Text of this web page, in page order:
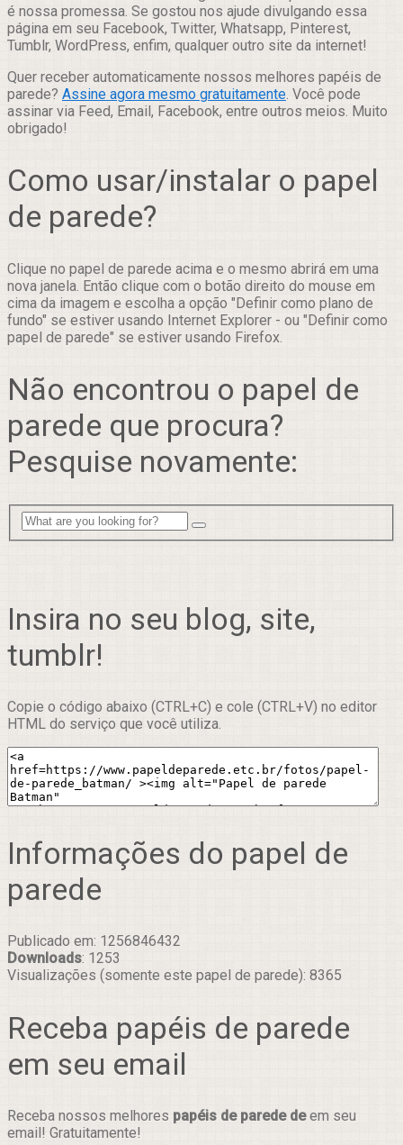
é nossa promessa. Se gostou nos ajude divulgando essa
página em seu Facebook, Twitter, Whatsapp, Pinterest,
Tumblr, WordPress, enfim, qualquer outro site da internet!
Quer receber automaticamente nossos melhores papéis de
parede? Assine agora mesmo gratuitamente. Você pode
assinar via Feed, Email, Facebook, entre outros meios. Muito
obrigado!
Como usar/instalar o papel
de parede?
Clique no papel de parede acima e o mesmo abrirá em uma
nova janela. Então clique com o botão direito do mouse em
cima da imagem e escolha a opção "Definir como plano de
fundo" se estiver usando Internet Explorer - ou "Definir como
papel de parede" se estiver usando Firefox.
Não encontrou o papel de
parede que procura?
Pesquise novamente:
Insira no seu blog, site,
tumblr!
Copie o código abaixo (CTRL+C) e cole (CTRL+V) no editor
HTML do serviço que você utiliza.
Informações do papel de
parede
Publicado em: 1256846432
Downloads: 1253
Visualizações (somente este papel de parede): 8365
Receba papéis de parede
em seu email
Receba nossos melhores papéis de parede deem seu
email! Gratuitamente!